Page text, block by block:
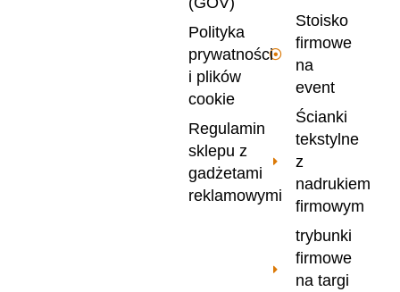
Stoisko
firmowe
na
event
Ścianki
tekstylne
z
nadrukiem
firmowym
trybunki
firmowe
na targi
Polityka
prywatności
i plików
cookie
Regulamin
sklepu z
gadżetami
reklamowymi